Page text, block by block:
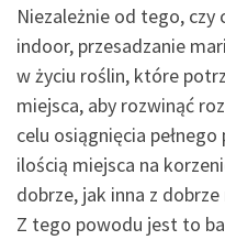
Niezależnie od tego,
indoor, przesadzanie
w życiu roślin, które
miejsca, aby rozwinąć
celu osiągnięcia pełnego
ilością miejsca na
dobrze, jak inna z
Z tego powodu jest to